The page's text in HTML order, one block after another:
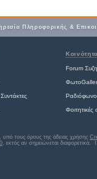
Πληροφορικής &
Forum
Ραδιόφωνο
υπό τους όρους της άδειας χρήσης
, εκτός αν σημειώνεται διαφορετικά.